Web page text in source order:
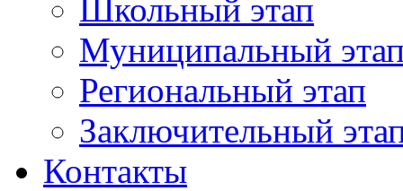
Школьный этап
Муниципальный
Региональный этап
Заключительный
Контакты